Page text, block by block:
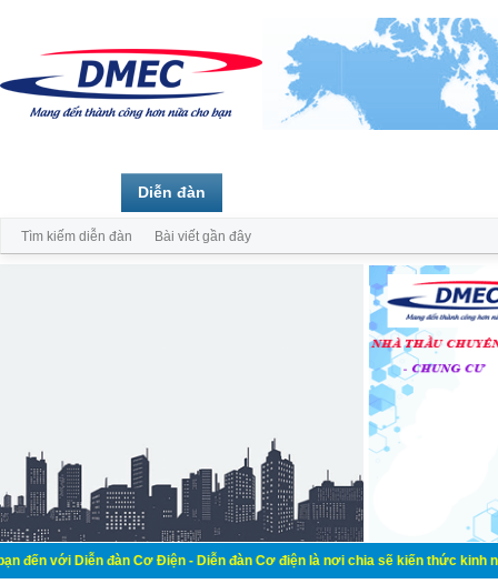
đàn Cơ Điện - Diễn đàn Cơ điện là nơi chia sẽ kiến thức kinh nghiệm
Diễn đàn
Tìm kiếm diễn đàn Bài viết gần đây